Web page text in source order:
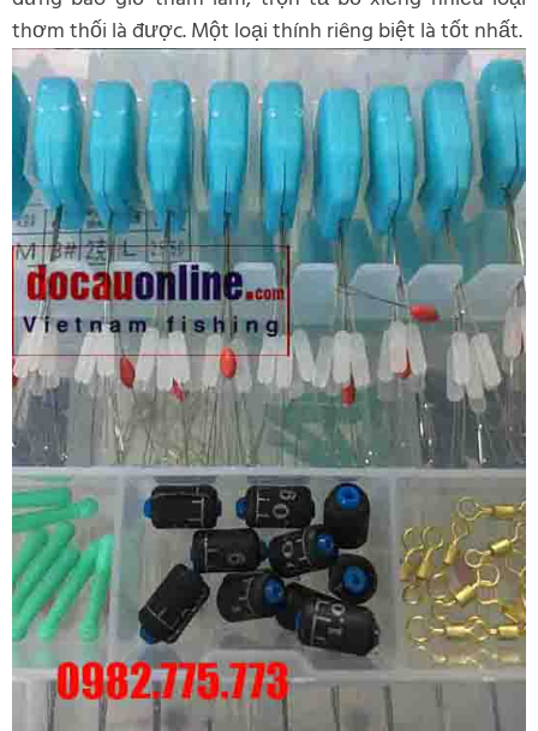
thơm thối là được. Một loại thính riêng biệt là tốt nhất.